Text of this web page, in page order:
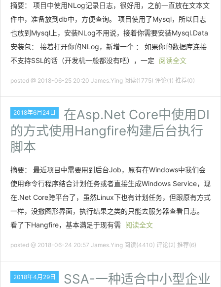
摘要： 项目中使用NLog记录日志，很好用，之前一直放在文本文
件中，准备放到db中，方便查询。 项目使用了Mysql，所以日志
也放到Mysql上，安装NLog不用说，接着你需要安装Mysql.Data
安装包： 接着打开你的NLog，新增一个 ： 如果你的数据库连接
不支持SSL的话（开发机一般都没有吧），一定
阅读全文
posted @ 2018-06-25 20:20 James.Ying 阅读(1775) 评论(1) 推荐(0)
2018年6月24日
在Asp.Net Core中使用DI
的方式使用Hangfire构建后台执行
脚本
摘要： 最近项目中需要用到后台Job，原有在Windows中我们会
使用命令行程序结合计划任务或者直接生成Windows Service，现
在.Net Core跨平台了，虽然Linux下也有计划任务，但跟原有方式
一样，没撒图形界面，执行结果之类的只能去服务器查看日志。
看了下Hangfire，基本满足于现有需
阅读全文
posted @ 2018-06-24 20:57 James.Ying 阅读(4410) 评论(2) 推荐(6)
2018年4月29日
SSA-一种适合中小型企业